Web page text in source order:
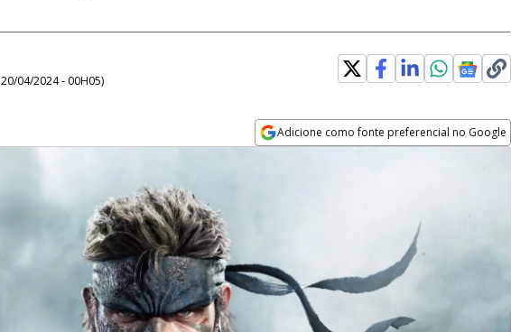
20/04/2024 - 00H05)
Adicione como fonte preferencial no Google